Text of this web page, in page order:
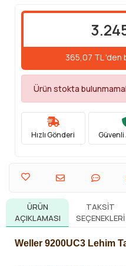
365,07 TL
Ürün stokta
Hızlı Gönderi Güvenli
ÜRÜN
AÇIKLAMASI
TAKSIT
SEÇENEKLERI
Weller 9200UC3 Lehim